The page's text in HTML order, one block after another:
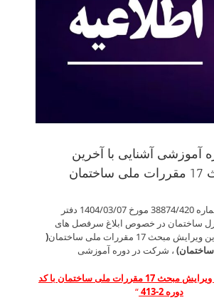
آموزشی آشنایی با آخرین
با عنایت به نامه شماره 38874/420 مورخ 1404/03/07 دفتر
ساختمان در خصوص ابلاغ سرفصل های
17 مقررات ملی ساختمان
(
، شرکت در دوره آموزشی
شنایی با آخرین ویرایش مبحث 17 مقررات ملی ساختمان با کد
دوره 2-413
“